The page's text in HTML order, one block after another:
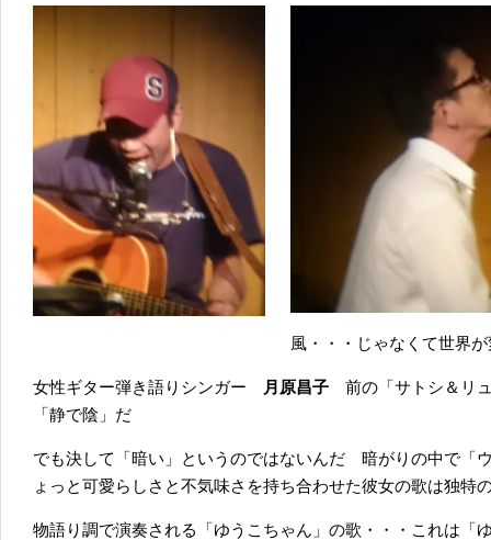
風・・・じゃなくて世界
女性ギター弾き語りシンガー 月原昌子 前の「サトシ＆リ
「静で陰」だ
でも決して「暗い」というのではないんだ 暗がりの中で「
ょっと可愛らしさと不気味さを持ち合わせた彼女の歌は独特
物語り調で演奏される「ゆうこちゃん」の歌・・・これは「